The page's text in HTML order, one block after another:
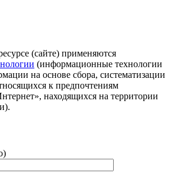
(сайте) применяются
(информационные технологии
на основе сбора, систематизации
к предпочтениям
находящихся на территории